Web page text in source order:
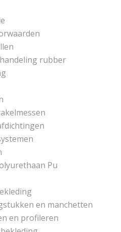
rubber
Pu
en manchetten
en profileren